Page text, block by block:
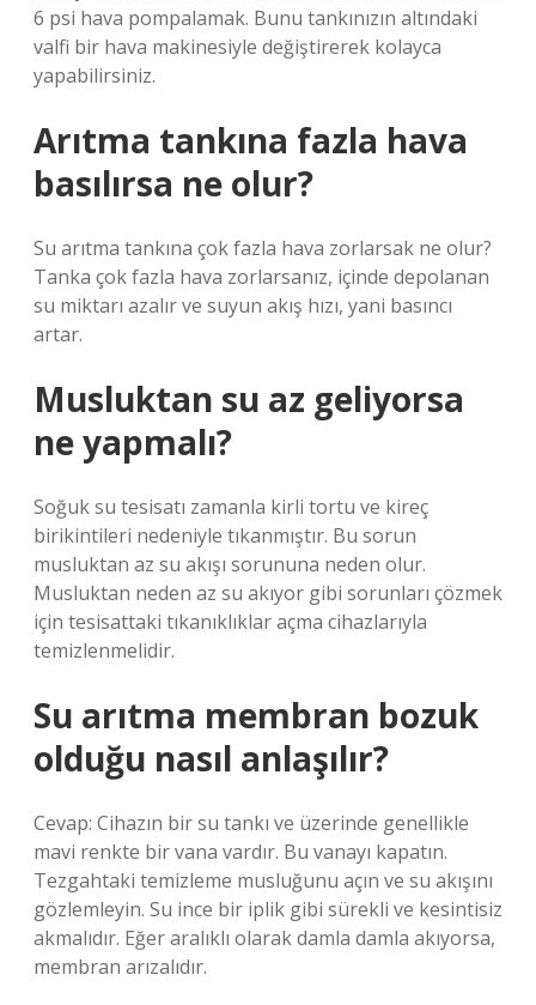
6 psi hava pompalamak. Bunu tankınızın altındaki
valfi bir hava makinesiyle değiştirerek kolayca
yapabilirsiniz.
Arıtma tankına fazla hava
basılırsa ne olur?
Su arıtma tankına çok fazla hava zorlarsak ne olur?
Tanka çok fazla hava zorlarsanız, içinde depolanan
su miktarı azalır ve suyun akış hızı, yani basıncı
artar.
Musluktan su az geliyorsa
ne yapmalı?
Soğuk su tesisatı zamanla kirli tortu ve kireç
birikintileri nedeniyle tıkanmıştır. Bu sorun
musluktan az su akışı sorununa neden olur.
Musluktan neden az su akıyor gibi sorunları çözmek
için tesisattaki tıkanıklıklar açma cihazlarıyla
temizlenmelidir.
Su arıtma membran bozuk
olduğu nasıl anlaşılır?
Cevap: Cihazın bir su tankı ve üzerinde genellikle
mavi renkte bir vana vardır. Bu vanayı kapatın.
Tezgahtaki temizleme musluğunu açın ve su akışını
gözlemleyin. Su ince bir iplik gibi sürekli ve kesintisiz
akmalıdır. Eğer aralıklı olarak damla damla akıyorsa,
membran arızalıdır.